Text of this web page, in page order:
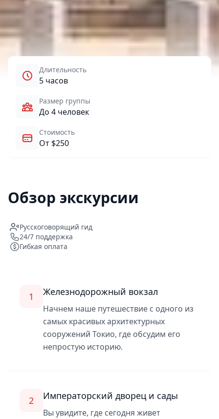
Длительность
5 часов
Размер группы
До 4 человек
Стоимость
От $250
Обзор экскурсии
Русскоговорящий гид
24/7 поддержка
Гибкая оплата
1 Железнодорожный вокзал
Начнем наше путешествие с одного из
самых красивых архитектурных
сооружений Токио, где обсудим его
непростую историю.
2 Императорский дворец и сады
Вы увидите, где сегодня живет